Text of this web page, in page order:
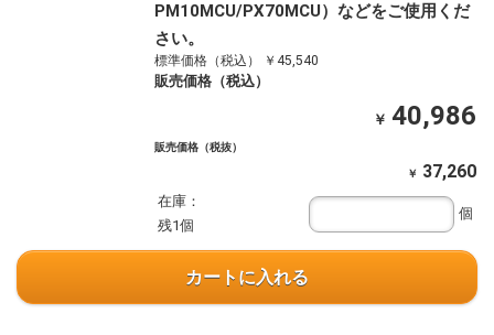
PM10MCU/PX70MCU）などをご使用くだ
さい。
標準価格（税込） ￥45,540
販売価格（税込）
￥ 40,986
販売価格（税抜）
￥ 37,260
在庫：
残1個
個
カートに入れる